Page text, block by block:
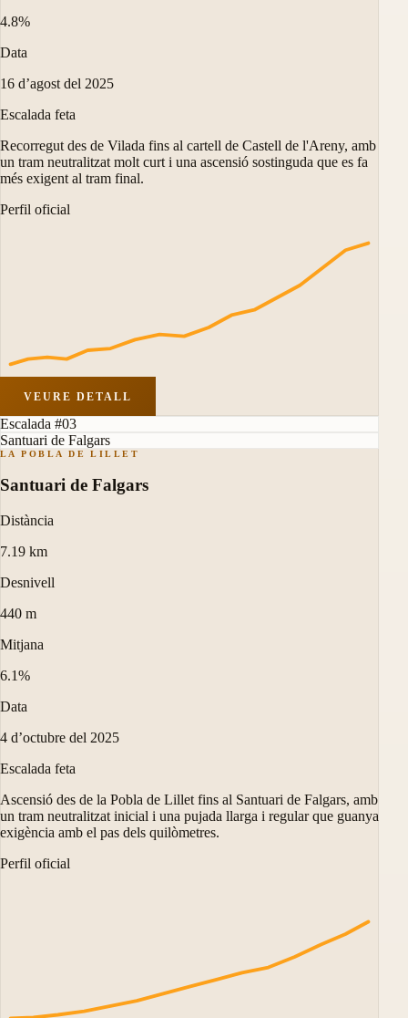
4.8%
Data
16 d’agost del 2025
Escalada feta
Recorregut des de Vilada fins al cartell de Castell de l'Areny, amb
un tram neutralitzat molt curt i una ascensió sostinguda que es fa
més exigent al tram final.
Perfil oficial
VEURE DETALL
Escalada #03
Santuari de Falgars
LA POBLA DE LILLET
Santuari de Falgars
Distància
7.19 km
Desnivell
440 m
Mitjana
6.1%
Data
4 d’octubre del 2025
Escalada feta
Ascensió des de la Pobla de Lillet fins al Santuari de Falgars, amb
un tram neutralitzat inicial i una pujada llarga i regular que guanya
exigència amb el pas dels quilòmetres.
Perfil oficial